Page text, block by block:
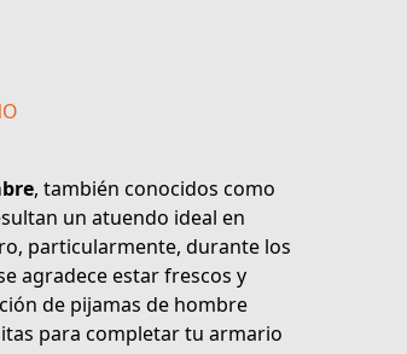
, también conocidos como
un atuendo ideal en
particularmente, durante los
agradece estar frescos y
de pijamas de hombre
para completar tu armario